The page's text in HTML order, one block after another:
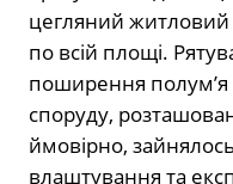
цегляний житловий
по всій площі.
поширення полум’я
споруду,
ймовірно,
влаштування та